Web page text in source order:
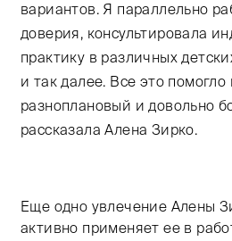
вариантов. Я параллельно
доверия, консультировала
практику в различных
и так далее. Все это
разноплановый и довольно
рассказала Алена Зирко.
Еще одно увлечение Алены
активно применяет ее в